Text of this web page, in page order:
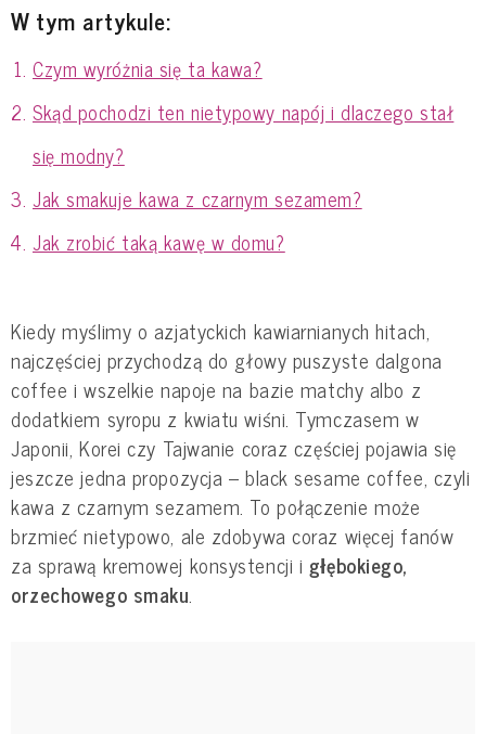
W tym artykule:
Czym wyróżnia się ta kawa?
Skąd pochodzi ten nietypowy napój i dlaczego stał
się modny?
Jak smakuje kawa z czarnym sezamem?
Jak zrobić taką kawę w domu?
Kiedy myślimy o azjatyckich kawiarnianych hitach,
najczęściej przychodzą do głowy puszyste dalgona
coffee i wszelkie napoje na bazie matchy albo z
dodatkiem syropu z kwiatu wiśni. Tymczasem w
Japonii, Korei czy Tajwanie coraz częściej pojawia się
jeszcze jedna propozycja – black sesame coffee, czyli
kawa z czarnym sezamem. To połączenie może
brzmieć nietypowo, ale zdobywa coraz więcej fanów
za sprawą kremowej konsystencji i głębokiego,
orzechowego smaku.